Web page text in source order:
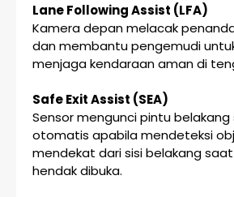
Lane Following Assist (LFA)
Kamera depan melacak
dan membantu pengemudi
menjaga kendaraan aman di
Safe Exit Assist (SEA)
Sensor mengunci pintu
otomatis apabila mendeteksi
mendekat dari sisi belakang
hendak dibuka.